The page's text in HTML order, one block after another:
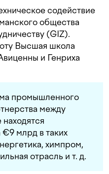
содействие
общества
(GIZ).
Высшая школа
и Генриха
промышленного
между
млрд в таких
химпром,
отрасль и т. д.